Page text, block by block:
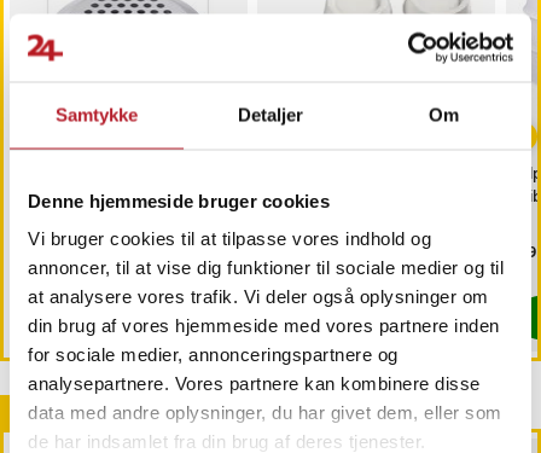
Samtykke Detaljer Om
Denne hjemmeside bruger cookies
Vi bruger cookies til at tilpasse vores indhold og
annoncer, til at vise dig funktioner til sociale medier og til
at analysere vores trafik. Vi deler også oplysninger om
din brug af vores hjemmeside med vores partnere inden
for sociale medier, annonceringspartnere og
analysepartnere. Vores partnere kan kombinere disse
data med andre oplysninger, du har givet dem, eller som
de har indsamlet fra din brug af deres tjenester.
53 mm i rustfrit stål
Pris :29 kr.
29 kr.
Findes på lager, Leveres i løbet af 1-2 hverdage
Køb
øget stabilitet - 4-pak
Pris:89 kr.
89 kr.
Findes på lager, Leveres i løbet af 1-2
Køb
Andre købte også